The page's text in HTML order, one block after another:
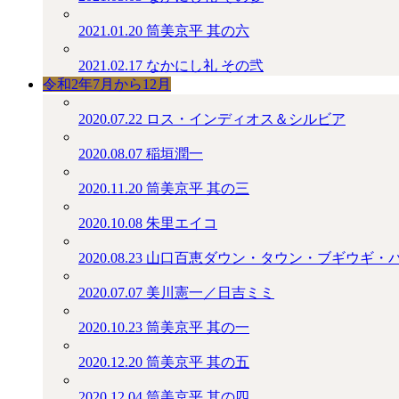
2021.01.20 筒美京平 其の六
2021.02.17 なかにし礼 その弐
令和2年7月から12月
2020.07.22 ロス・インディオス＆シルビア
2020.08.07 稲垣潤一
2020.11.20 筒美京平 其の三
2020.10.08 朱里エイコ
2020.08.23 山口百恵ダウン・タウン・ブギウギ・
2020.07.07 美川憲一／日吉ミミ
2020.10.23 筒美京平 其の一
2020.12.20 筒美京平 其の五